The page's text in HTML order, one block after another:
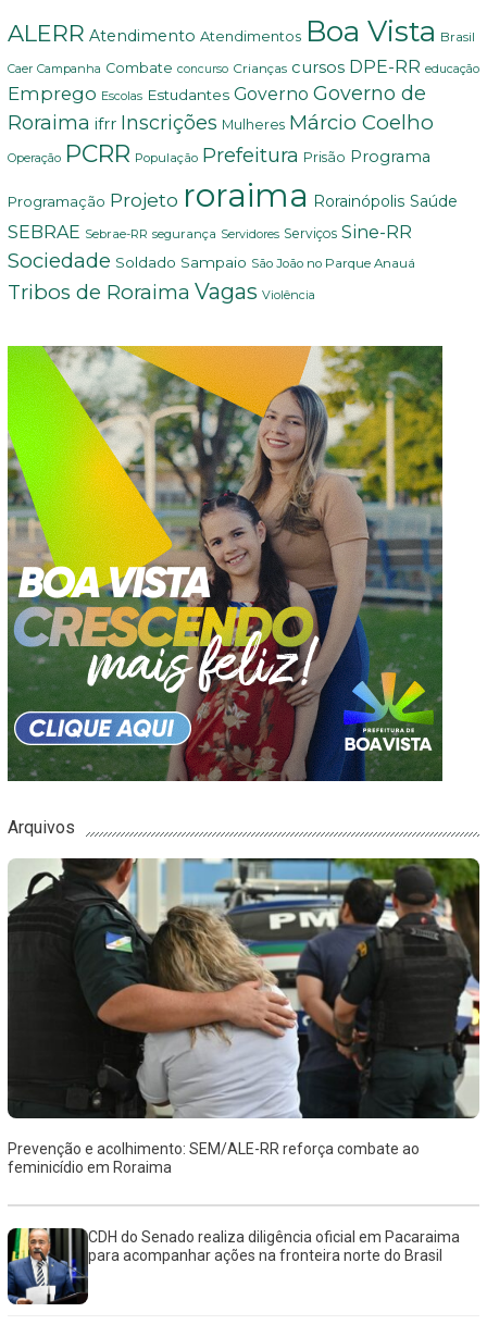
ALERR Atendimento Atendimentos Boa Vista Brasil
Caer Campanha Combate concurso Crianças cursos DPE-RR educação
Emprego Escolas Estudantes Governo Governo de
Roraima ifrr Inscrições Mulheres Márcio Coelho
Operação PCRR População Prefeitura Prisão Programa
Programação Projeto roraima Rorainópolis Saúde
SEBRAE Sebrae-RR segurança Servidores Serviços Sine-RR
Sociedade Soldado Sampaio São João no Parque Anauá
Tribos de Roraima Vagas Violência
Arquivos
Prevenção e acolhimento: SEM/ALE-RR reforça combate ao
feminicídio em Roraima
CDH do Senado realiza diligência oficial em Pacaraima
para acompanhar ações na fronteira norte do Brasil